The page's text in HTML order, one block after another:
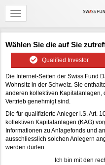
Wählen Sie die auf Sie
Qualified Investor
Die Internet-Seiten der Swiss Fund
Wohnsitz in der Schweiz. Sie
anderen kollektiven Kapitalanlagen,
Vertrieb genehmigt sind.
Die für qualifizierte Anleger i.S. Art.
kollektiven Kapitalanlagen (KAG)
Informationen zu Anlagefonds und
ausschliesslich solchen Anlegern
werden dürfen.
Ich bin mit den